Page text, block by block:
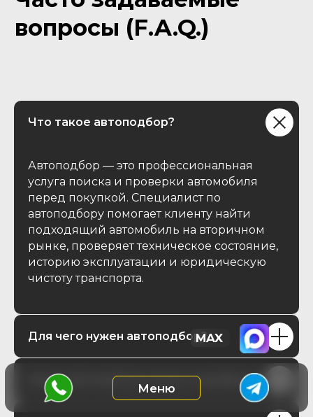
Что такое автоподбор?
Автоподбор — это профессиональная
услуга поиска и проверки автомобиля
перед покупкой. Специалист по
автоподбору помогает клиенту найти
подходящий автомобиль на вторичном
рынке, проверяет техническое состояние,
историю эксплуатации и юридическую
чистоту транспорта.
Для чего нужен автоподбор?
Какие автомобили можно подобрать?